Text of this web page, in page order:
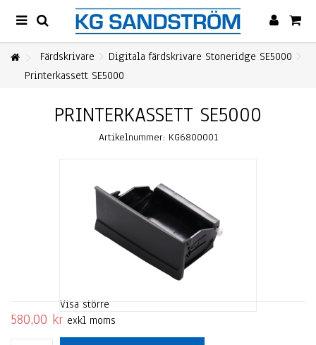
Färdskrivare
Digitala färdskrivare Stoneridge SE5000
Printerkassett SE5000
PRINTERKASSETT SE5000
Artikelnummer: KG6800001
Visa större
580,00 kr exkl moms